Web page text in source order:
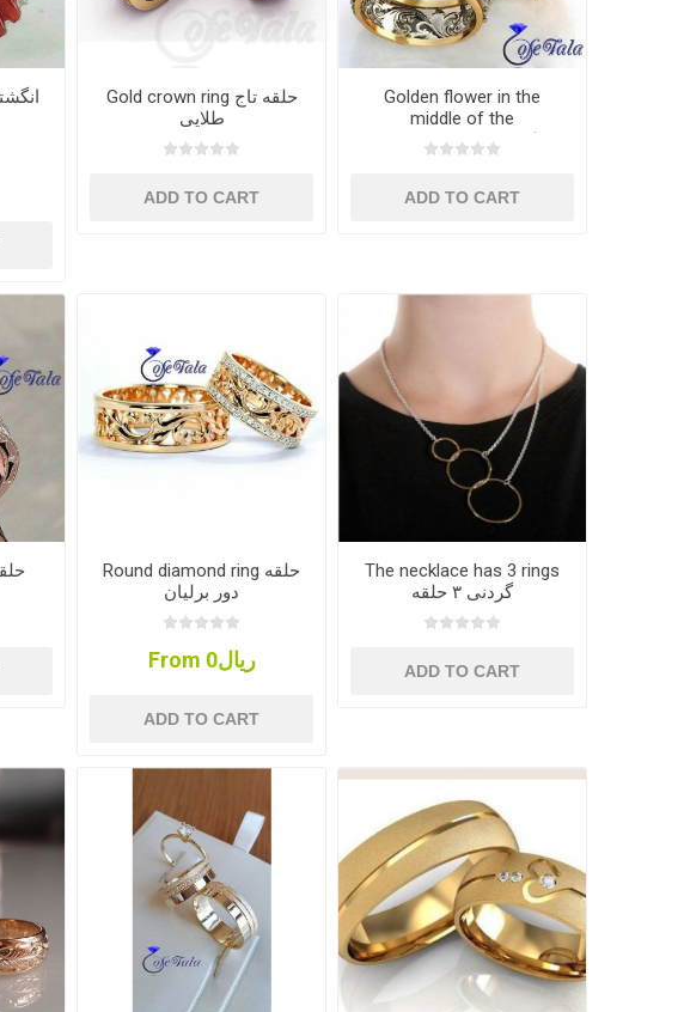
Gold crown ring حلقه تاج
طلایی
ADD TO CART
Golden flower in the
middle of the
engagement ring حلقه
وسط گل طلایی
ADD TO CART
Round diamond ring حلقه
دور برلیان
From ریال0
ADD TO CART
The necklace has 3 rings
گردنی ۳ حلقه
ADD TO CART